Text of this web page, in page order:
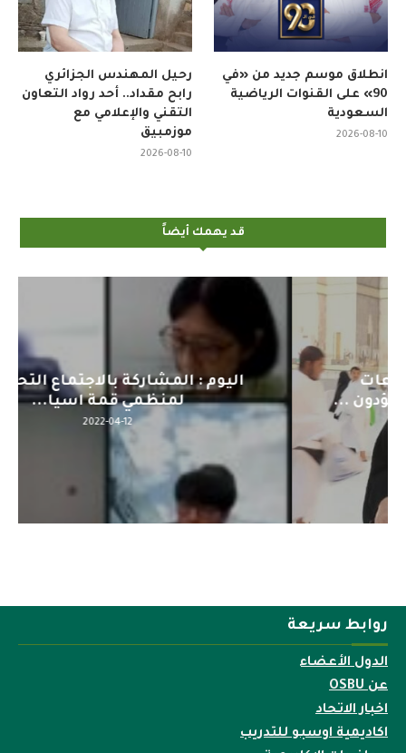
رحيل المهندس الجزائري
رابح مقداد.. أحد رواد التعاون
التقني والإعلامي مع
موزمبيق
انطلاق موسم جديد من «في
90» على القنوات الرياضية
السعودية
قد يهمك أيضاً
اليوم : المشاركة بالاجتماع التحضيري
لمنظمي قمة اسيا...
2022-04-12
روابط سريعة
الدول الأعضاء
عن OSBU
اخبار الاتحاد
اكاديمية اوسبو للتدريب